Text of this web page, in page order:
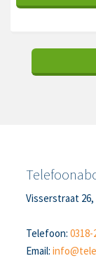
Visserstraat 26,
Telefoon:0318-
Email: